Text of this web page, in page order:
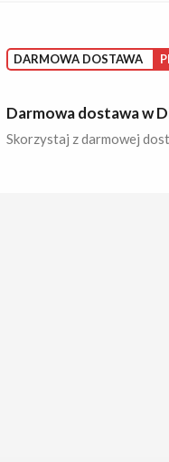
DARMOWA DOSTAWA
Darmowa dostawa w
Skorzystaj z darmowej